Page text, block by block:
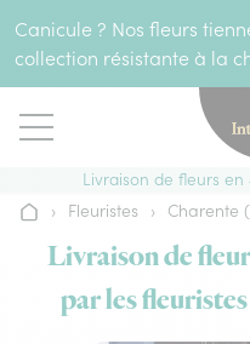
Canicule ? Nos fleurs
collection résistante à la
Livraison de fleurs
Accueil
› Fleuristes › Charente
Livraison de
par les